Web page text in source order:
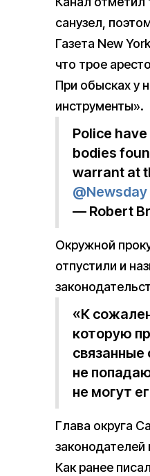
санузел,
Газета New
что трое
При обысках у
инструменты».
Police
bodies
warrant at
@Newsday
— Robert
Окружной
отпустили и
«К
которую
связанные
не
не могут
Глава округа
Как ранее